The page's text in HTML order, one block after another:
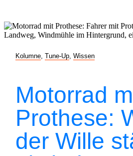
Kolumne Tune-Up Wissen
Motorrad
Prothese:
der Wille